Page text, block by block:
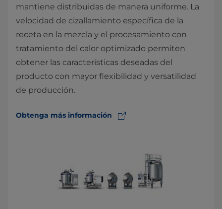
mantiene distribuidas de manera uniforme. La
velocidad de cizallamiento específica de la
receta en la mezcla y el procesamiento con
tratamiento del calor optimizado permiten
obtener las características deseadas del
producto con mayor flexibilidad y versatilidad
de producción.
Obtenga más información